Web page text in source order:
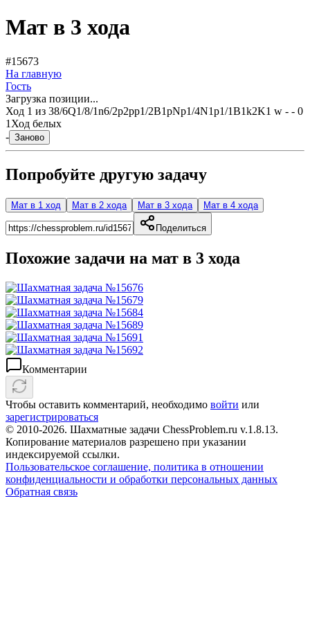
Мат в 3 хода
#15673
На главную
Гость
Загрузка позиции...
Ход 1 из 38/6Q1/8/1n6/2p2pp1/2B1pNp1/4N1p1/1B1k2K1 w - - 0
1 Ход белых
- Заново
Попробуйте другую задачу
Мат в 1 ход Мат в 2 хода Мат в 3 хода Мат в 4 хода
Поделиться
Похожие задачи на мат в 3 хода
Комментарии
Чтобы оставить комментарий, необходимо войти или
зарегистрироваться
© 2010-2026. Шахматные задачи ChessProblem.ru v.1.8.13.
Копирование материалов разрешено при указании
индексируемой ссылки.
Пользовательское соглашение, политика в отношении
конфиденциальности и обработки персональных данных
Обратная связь